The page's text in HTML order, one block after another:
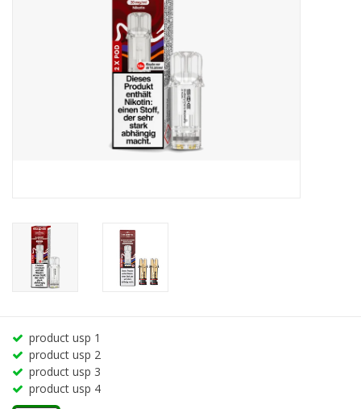
product usp 1
product usp 2
product usp 3
product usp 4